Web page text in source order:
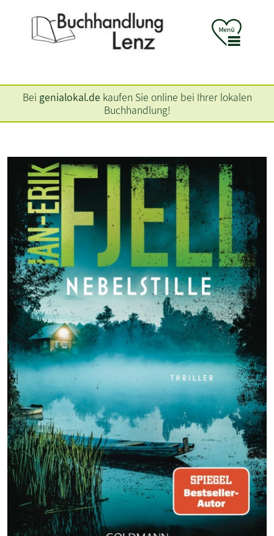
Bei genialokal.de kaufen Sie online bei Ihrer lokalen
Buchhandlung!